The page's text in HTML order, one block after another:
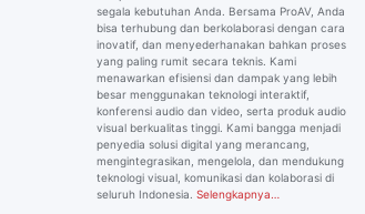
segala kebutuhan Anda. Bersama ProAV, Anda
bisa terhubung dan berkolaborasi dengan cara
inovatif, dan menyederhanakan bahkan proses
yang paling rumit secara teknis. Kami
menawarkan efisiensi dan dampak yang lebih
besar menggunakan teknologi interaktif,
konferensi audio dan video, serta produk audio
visual berkualitas tinggi. Kami bangga menjadi
penyedia solusi digital yang merancang,
mengintegrasikan, mengelola, dan mendukung
teknologi visual, komunikasi dan kolaborasi di
seluruh Indonesia. Selengkapnya…